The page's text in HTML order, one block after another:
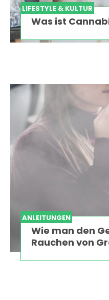
LIFESTYLE & KULTUR
Was ist
ANLEITUNGEN
Wie man den
Rauchen von